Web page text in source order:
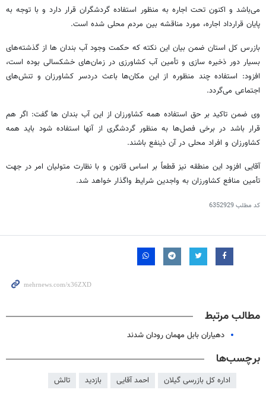
می‌باشد و اکنون تحت اجاره به منظور استفاده گردشگران قرار دارد و با توجه به
پایان قرارداد اجاره، مورد مناقشه بین مردم محلی شده است.
بازرس کل استان ضمن بیان این نکته که حکمت وجود آب بندان ها از گذشته‌های
بسیار دور ذخیره سازی و تأمین آب کشاورزی در زمان‌های خشکسالی بوده است،
افزود: استفاده چند منظوره از این مکان‌ها باعث دردسر کشاورزان و تنش‌های
اجتماعی می‌گردد.
وی ضمن تاکید بر حق استفاده همه کشاورزان از این آب بندان ها گفت: اگر هم
قرار باشد در برخی فصل‌ها به منظور گردشگری از آنها استفاده شود باید همه
کشاورزان و افراد محلی در آن ذینفع باشند.
آقایی افزود این منطقه نیز قطعاً بر اساس قانون و با نظارت متولیان امر در جهت
تأمین منافع کشاورزان به واجدین شرایط واگذار خواهد شد.
کد مطلب6352929
مطالب مرتبط
دهیاران بابل مهمان رودان شدند
برچسب‌ها
اداره کل بازرسی گیلان احمد آقایی بازدید تالش